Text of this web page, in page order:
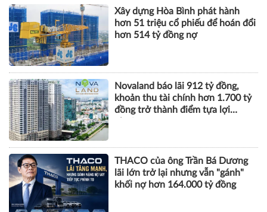
Xây dựng Hòa Bình phát hành
hơn 51 triệu cổ phiếu để hoán đổi
hơn 514 tỷ đồng nợ
Novaland báo lãi 912 tỷ đồng,
khoản thu tài chính hơn 1.700 tỷ
đồng trở thành điểm tựa lợi
THACO của ông Trần Bá Dương
lãi lớn trở lại nhưng vẫn "gánh"
khối nợ hơn 164.000 tỷ đồng